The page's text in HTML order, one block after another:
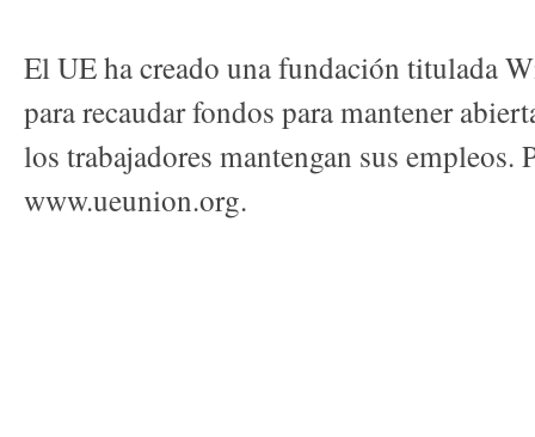
El UE ha creado una fundación titulada
para recaudar fondos para mantener
los trabajadores mantengan sus empleos.
www.ueunion.org.